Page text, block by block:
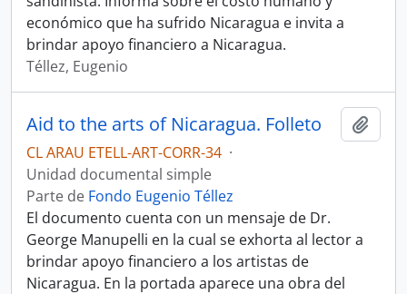
económico que ha sufrido Nicaragua e invita a
brindar apoyo financiero a Nicaragua.
Téllez, Eugenio
Aid to the arts of Nicaragua. Folleto
CL ARAU ETELL-ART-CORR-34 ·
Unidad documental simple
Parte de Fondo Eugenio Téllez
El documento cuenta con un mensaje de Dr.
George Manupelli en la cual se exhorta al lector a
brindar apoyo financiero a los artistas de
Nicaragua. En la portada aparece una obra del